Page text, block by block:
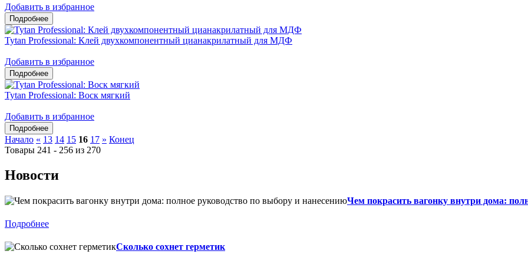
Добавить в избранное
Tytan Professional: Клей двухкомпонентный цианакрилатный для МДФ
Добавить в избранное
Tytan Professional: Воск мягкий
Добавить в избранное
Начало « 13 14 15 16 17 » Конец
Товары 241 - 256 из 270
Новости
Чем покрасить вагонку внутри дома:
Подробнее
Сколько сохнет герметик